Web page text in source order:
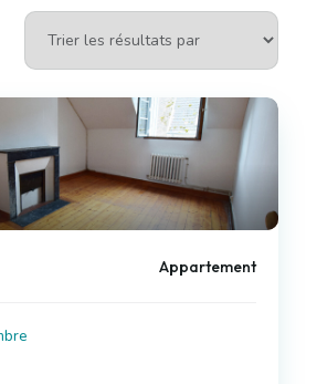
Appartement